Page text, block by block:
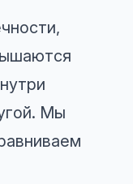
Мы